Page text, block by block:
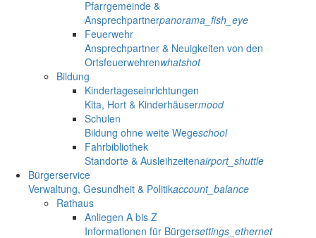
Pfarrgemeinde &
Ansprechpartnerpanorama_fish_eye
Feuerwehr
Ansprechpartner & Neuigkeiten von den
Ortsfeuerwehrenwhatshot
Bildung
Kindertageseinrichtungen
Kita, Hort & Kinderhäusermood
Schulen
Bildung ohne weite Wegeschool
Fahrbibliothek
Standorte & Ausleihzeitenairport_shuttle
Bürgerservice
Verwaltung, Gesundheit & Politikaccount_balance
Rathaus
Anliegen A bis Z
Informationen für Bürgersettings_ethernet